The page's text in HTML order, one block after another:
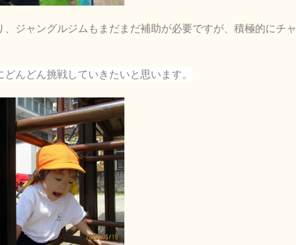
ジャングルジムもまだまだ補助が必要ですが、積極的にチャ
どんどん挑戦していきたいと思います。